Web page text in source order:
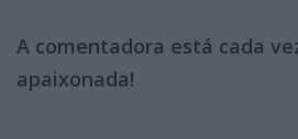
A comentadora está cada
apaixonada!